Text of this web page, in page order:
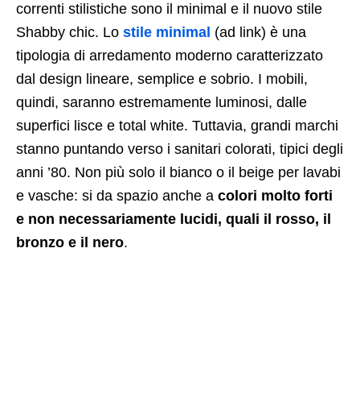
correnti stilistiche sono il minimal e il nuovo stile
Shabby chic. Lo stile minimal (ad link) è una
tipologia di arredamento moderno caratterizzato
dal design lineare, semplice e sobrio. I mobili,
quindi, saranno estremamente luminosi, dalle
superfici lisce e total white. Tuttavia, grandi marchi
stanno puntando verso i sanitari colorati, tipici degli
anni ’80. Non più solo il bianco o il beige per lavabi
e vasche: si da spazio anche a colori molto forti
e non necessariamente lucidi, quali il rosso, il
bronzo e il nero.